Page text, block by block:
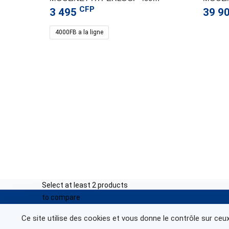
3 495 CFP
4000FB a la ligne
39
Nous
Select at least 2 products
to compare
View comparison
Ce site utilise des cookies et vous donne le contrôle sur